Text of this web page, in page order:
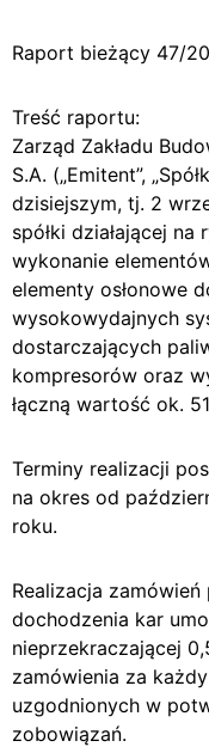
Raport bieżący 47/
Treść raportu:
Zarząd Zakładu
S.A. („Emitent”,
dzisiejszym, tj. 2
spółki działającej
wykonanie
elementy osłonowe
wysokowydajnych
dostarczających
kompresorów oraz
łączną wartość ok.
Terminy realizacji
na okres od
roku.
Realizacja
dochodzenia kar
nieprzekraczającej
zamówienia za
uzgodnionych w
zobowiązań.